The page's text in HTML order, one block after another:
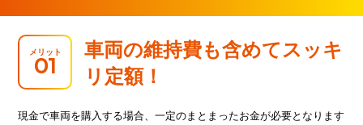
メリット
01
車両の維持費も含めてスッキ
リ定額！
現金で車両を購入する場合、一定のまとまったお金が必要となります